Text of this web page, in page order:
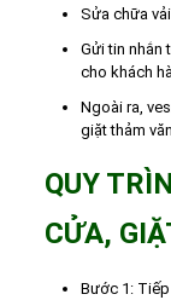
Sửa chữa
Gửi tin nhắn
cho khách
Ngoài ra,
giặt thảm
QUY
CỬA,
Bước 1: